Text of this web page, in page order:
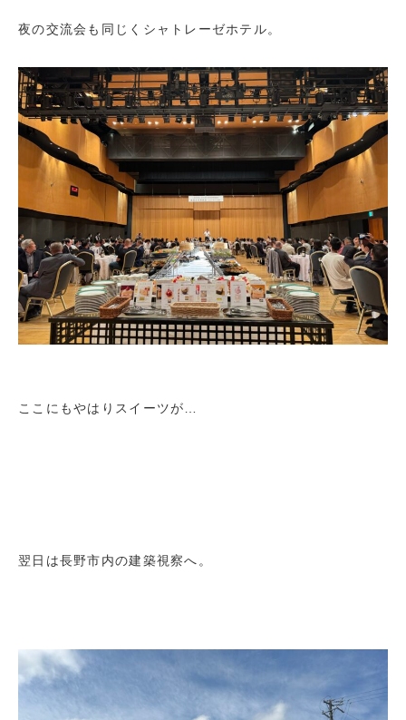
夜の交流会も同じくシャトレーゼホテル。
ここにもやはりスイーツが…
翌日は長野市内の建築視察へ。